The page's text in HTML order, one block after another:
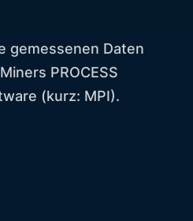
gemessenen Daten
PROCESS
(kurz: MPI).